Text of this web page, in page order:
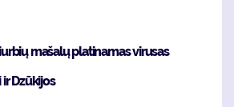
mašalų platinamas virusas
Dzūkijos